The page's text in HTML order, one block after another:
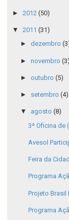
► 2012 (50)
▼ 2011 (31)
► dezembro
► novembro (3)
► outubro (5)
► setembro (4)
▼ agosto (8)
3ª Oficina de
Avesol
Feira da
Programa
Projeto Brasil
Programa